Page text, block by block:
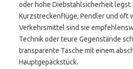
oder hohe Diebstahlsicherheit legst.
Kurzstreckenflüge, Pendler und oft
Verkehrsmittel sind sie
Technik oder teure Gegenstände
transparente Tasche mit einem
Hauptgepäckstück.